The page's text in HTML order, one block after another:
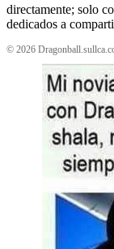
directamente; solo
dedicados a
© 2026